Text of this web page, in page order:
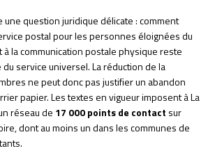
une question juridique délicate : comment
postal pour les personnes éloignées du
à la communication postale physique reste
service universel. La réduction de la
ne peut donc pas justifier un abandon
papier. Les textes en vigueur imposent à La
réseau de 17 000 points de contact sur
dont au moins un dans les communes de